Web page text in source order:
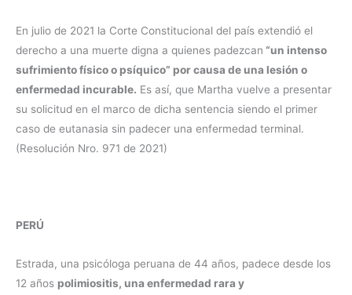
En julio de 2021 la Corte Constitucional del país extendió el
derecho a una muerte digna a quienes padezcan “un intenso
sufrimiento físico o psíquico” por causa de una lesión o
enfermedad incurable. Es así, que Martha vuelve a presentar
su solicitud en el marco de dicha sentencia siendo el primer
caso de eutanasia sin padecer una enfermedad terminal.
(Resolución Nro. 971 de 2021)
PERÚ
Estrada, una psicóloga peruana de 44 años, padece desde los
12 años polimiositis, una enfermedad rara y